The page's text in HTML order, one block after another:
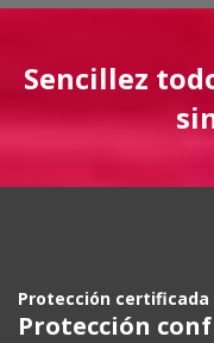
Sencillez
Protección certificada
Protección